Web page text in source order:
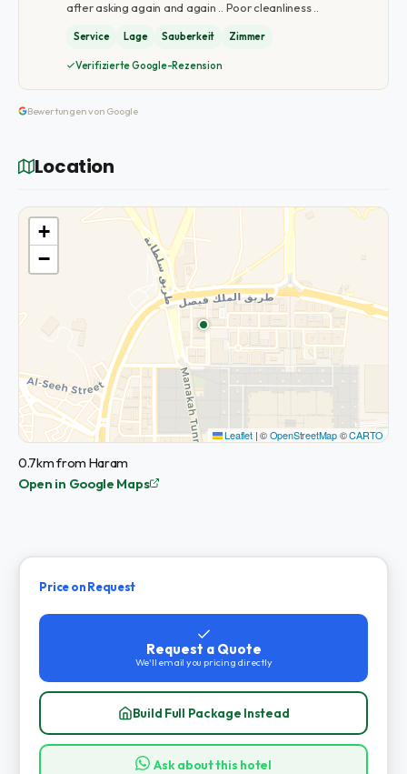
after asking again and again .. Poor cleanliness ..
Service Lage Sauberkeit Zimmer
Verifizierte Google-Rezension
Bewertungen von Google
Location
+
−
Leaflet |©OpenStreetMap©CARTO
0.7km from Haram
Open in Google Maps
Price on Request
Request a Quote
We'll email you pricing directly
Build Full Package Instead
Ask about this hotel